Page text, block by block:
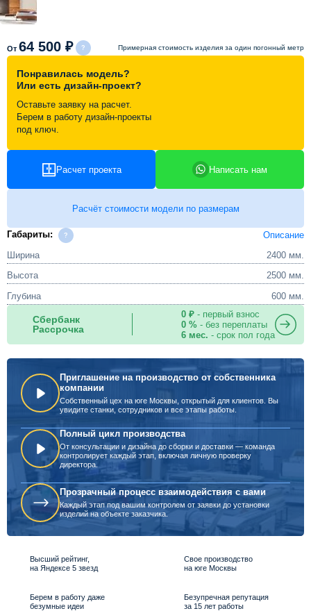
Схема работы
Портфолио
От 64 500 ₽ Примерная стоимость изделия за один погонный метр
Понравилась модель?
Или есть дизайн-проект?
Оставьте заявку на расчет.
Берем в работу дизайн-проекты
под ключ.
Расчет проекта Написать нам
Расчёт стоимости модели по размерам
Габариты:
Описание
Ширина
2400 мм.
Высота
2500 мм.
Глубина
600 мм.
Сбербанк
Рассрочка
0 ₽- первый взнос
0 %- без переплаты
6 мес. - срок пол года
Приглашение на производство от собственника
компании
Собственный цех на юге Москвы, открытый для клиентов. Вы
увидите станки, сотрудников и все этапы работы.
Полный цикл производства
От консультации и дизайна до сборки и доставки — команда
контролирует каждый этап, включая личную проверку
директора.
Прозрачный процесс взаимодействия с вами
Каждый этап под вашим контролем от заявки до установки
изделий на объекте заказчика.
Высший рейтинг,
на Яндексе 5 звезд
Свое производство
на юге Москвы
Берем в работу даже
безумные идеи
Безупречная репутация
за 15 лет работы